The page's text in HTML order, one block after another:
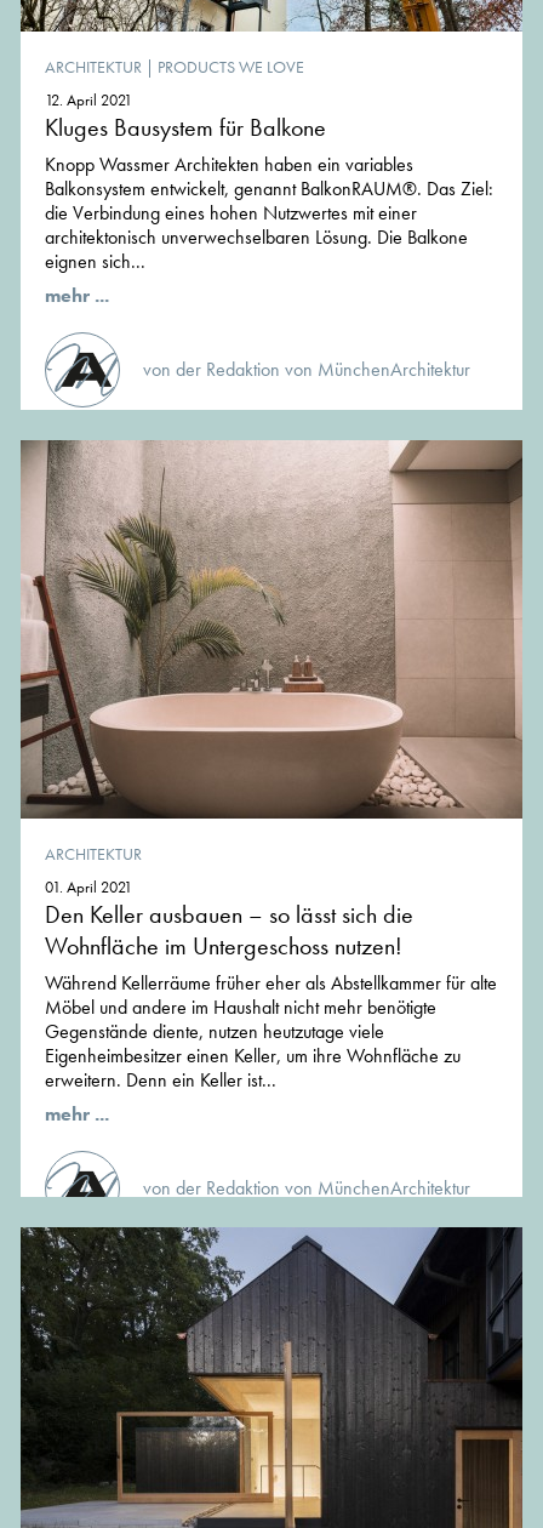
ARCHITEKTUR | PRODUCTS WE LOVE
12. April 2021
Kluges Bausystem für Balkone
Knopp Wassmer Architekten haben ein variables
Balkonsystem entwickelt, genannt BalkonRAUM®. Das Ziel:
die Verbindung eines hohen Nutzwertes mit einer
architektonisch unverwechselbaren Lösung. Die Balkone
eignen sich...
mehr ...
von der Redaktion von MünchenArchitektur
ARCHITEKTUR
01. April 2021
Den Keller ausbauen – so lässt sich die
Wohnfläche im Untergeschoss nutzen!
Während Kellerräume früher eher als Abstellkammer für alte
Möbel und andere im Haushalt nicht mehr benötigte
Gegenstände diente, nutzen heutzutage viele
Eigenheimbesitzer einen Keller, um ihre Wohnfläche zu
erweitern. Denn ein Keller ist...
mehr ...
von der Redaktion von MünchenArchitektur